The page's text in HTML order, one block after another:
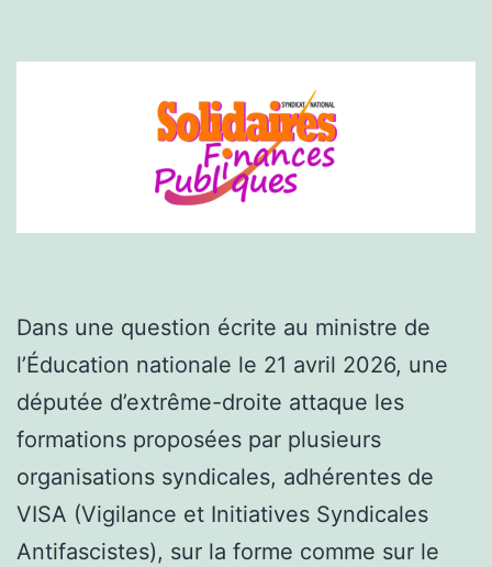
Dans une question écrite au ministre de
l’Éducation nationale le 21 avril 2026, une
députée d’extrême-droite attaque les
formations proposées par plusieurs
organisations syndicales, adhérentes de
VISA (Vigilance et Initiatives Syndicales
Antifascistes), sur la forme comme sur le